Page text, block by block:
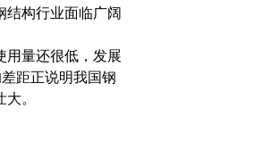
结构行业面临广阔
用量还很低，发展
距正说明我国钢
。